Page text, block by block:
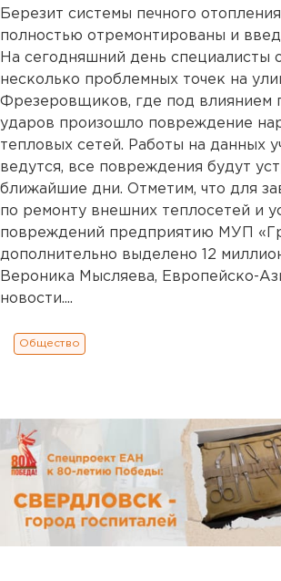
Березит системы печного
полностью отремонтированы и
На сегодняшний день специалисты
несколько проблемных точек на
Фрезеровщиков, где под влиянием
ударов произошло повреждение
тепловых сетей. Работы на данных
ведутся, все повреждения будут
ближайшие дни. Отметим, что для
по ремонту внешних теплосетей и
повреждений предприятию МУП
дополнительно выделено 12
Вероника Мысляева, Европейско-
новости....
Общество